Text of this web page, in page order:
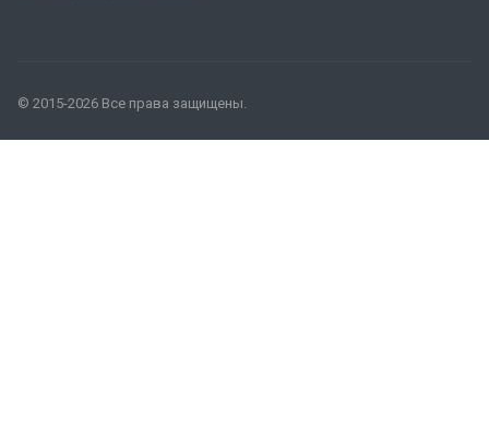
© 2015-2026 Все права защищены.